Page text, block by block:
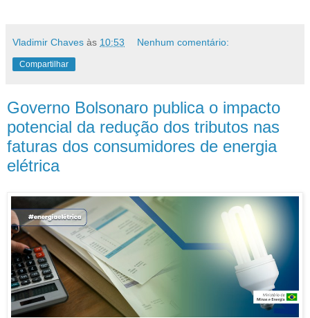
Vladimir Chaves às 10:53 Nenhum comentário:
Compartilhar
Governo Bolsonaro publica o impacto
potencial da redução dos tributos nas
faturas dos consumidores de energia
elétrica